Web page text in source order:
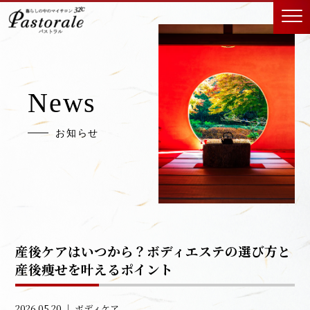
News
お知らせ
産後ケアはいつから？ボディエステの選び方と
産後痩せを叶えるポイント